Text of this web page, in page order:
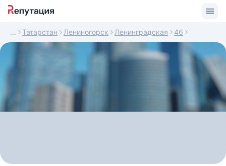
Татарстан Лениногорск Ленинградская 46